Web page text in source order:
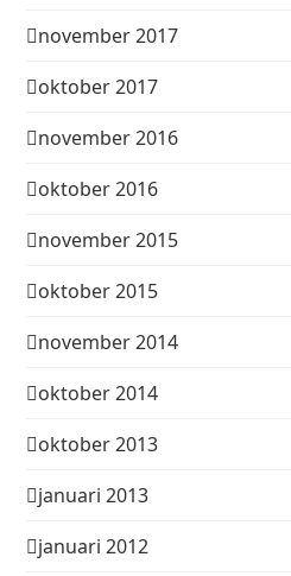
november 2017
oktober 2017
november 2016
oktober 2016
november 2015
oktober 2015
november 2014
oktober 2014
oktober 2013
januari 2013
januari 2012